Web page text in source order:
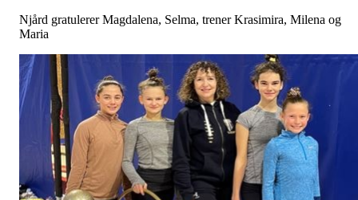
Njård gratulerer Magdalena, Selma, trener Krasimira, Milena og
Maria